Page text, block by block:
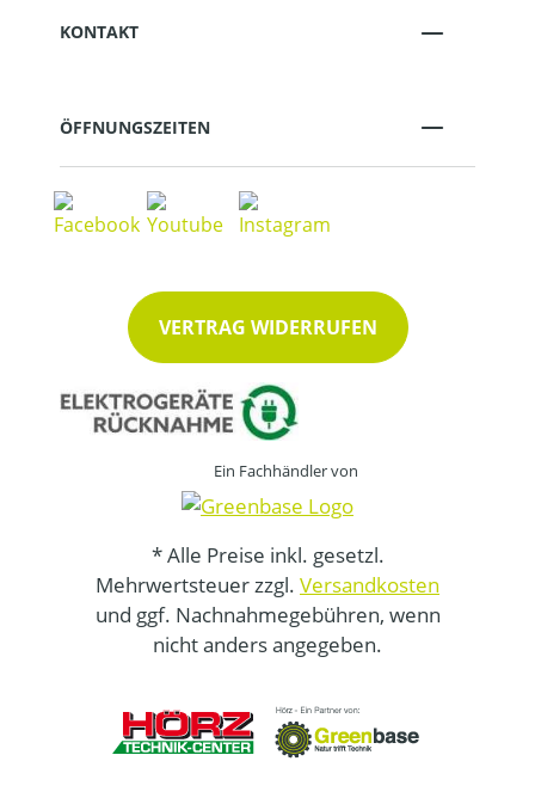
KONTAKT
ÖFFNUNGSZEITEN
VERTRAG WIDERRUFEN
Ein Fachhändler von
* Alle Preise inkl. gesetzl.
Mehrwertsteuer zzgl. Versandkosten
und ggf. Nachnahmegebühren, wenn
nicht anders angegeben.